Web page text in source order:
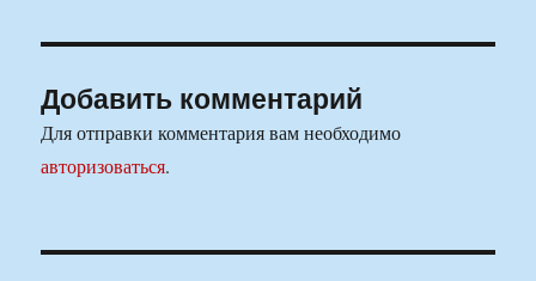
Добавить комментарий
Для отправки комментария вам необходимо
авторизоваться.